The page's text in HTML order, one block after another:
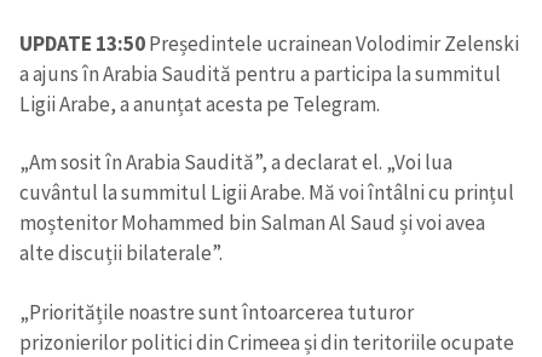
UPDATE 13:50Președintele ucrainean Volodimir Zelenski
a ajuns în Arabia Saudită pentru a participa la summitul
Ligii Arabe, a anunțat acesta pe Telegram.
„Am sosit în Arabia Saudită”, a declarat el. „Voi lua
cuvântul la summitul Ligii Arabe. Mă voi întâlni cu prințul
moștenitor Mohammed bin Salman Al Saud și voi avea
alte discuții bilaterale”.
„Prioritățile noastre sunt întoarcerea tuturor
prizonierilor politici din Crimeea și din teritoriile ocupate